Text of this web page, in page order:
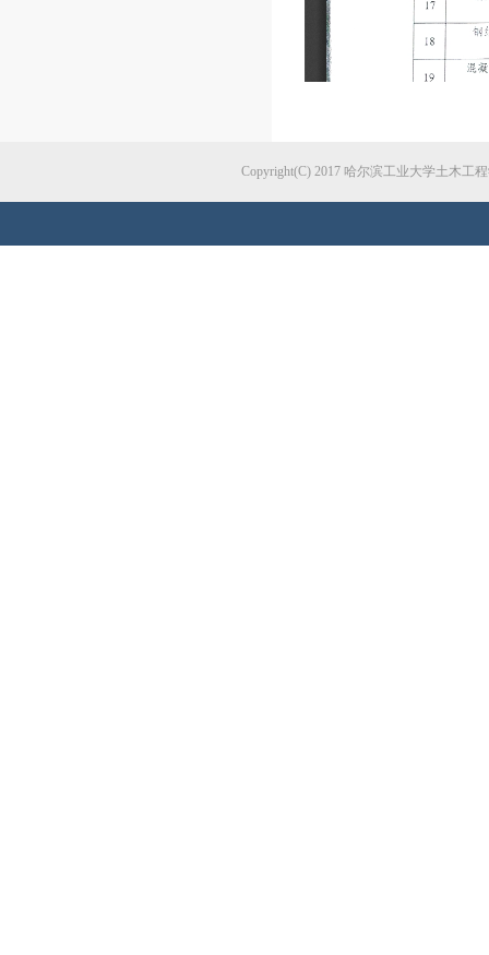
Copyright(C) 2017 哈尔滨工业大学土木